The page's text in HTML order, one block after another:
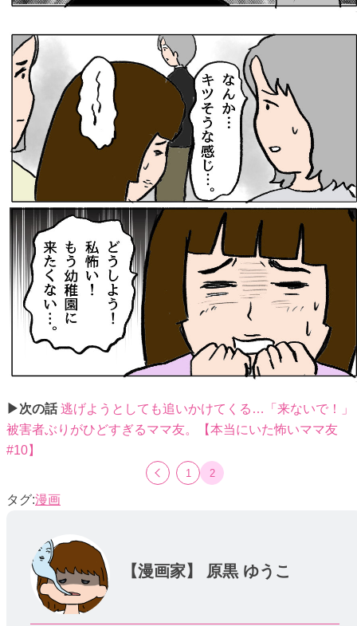
▶次の話 逃げようとしても追いかけてくる…「来ないで！」
被害者ぶりがひどすぎるママ友。【本当にいた怖いママ友
#10】
1 2
漫画
【漫画家】 原黒 ゆうこ